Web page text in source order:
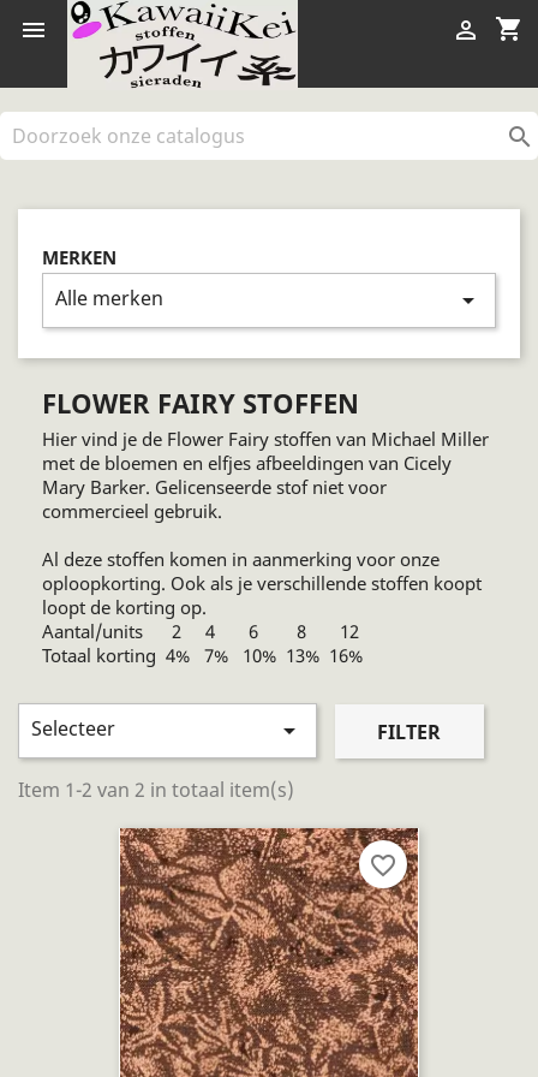
 shopping_cart


MERKEN
Alle merken arrow_drop_down
FLOWER FAIRY STOFFEN
Hier vind je de Flower Fairy stoffen van Michael Miller
met de bloemen en elfjes afbeeldingen van Cicely
Mary Barker. Gelicenseerde stof niet voor
commercieel gebruik.
Al deze stoffen komen in aanmerking voor onze
oploopkorting. Ook als je verschillende stoffen koopt
loopt de korting op.
Aantal/units 2 4 6 8 12
Totaal korting 4% 7% 10% 13% 16%
Selecteer  FILTER
Item 1-2 van 2 in totaal item(s)
favorite_border